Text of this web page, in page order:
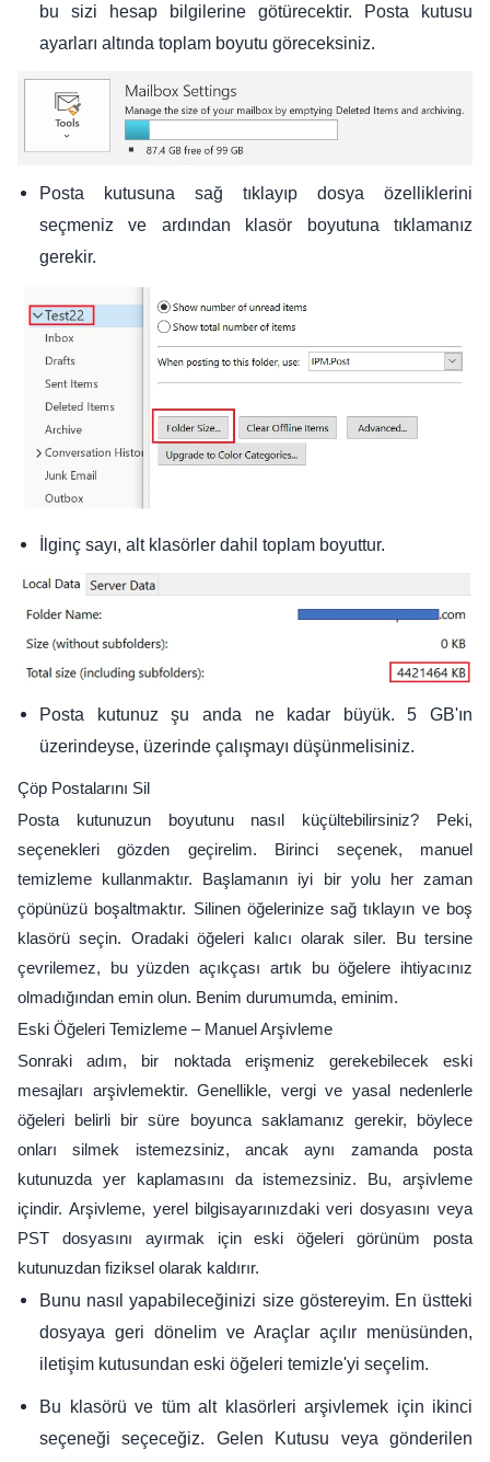
bu sizi hesap bilgilerine götürecektir. Posta kutusu
ayarları altında toplam boyutu göreceksiniz.
Posta kutusuna sağ tıklayıp dosya özelliklerini
seçmeniz ve ardından klasör boyutuna tıklamanız
gerekir.
İlginç sayı, alt klasörler dahil toplam boyuttur.
Posta kutunuz şu anda ne kadar büyük. 5 GB'ın
üzerindeyse, üzerinde çalışmayı düşünmelisiniz.
Çöp Postalarını Sil
Posta kutunuzun boyutunu nasıl küçültebilirsiniz? Peki,
seçenekleri gözden geçirelim. Birinci seçenek, manuel
temizleme kullanmaktır. Başlamanın iyi bir yolu her zaman
çöpünüzü boşaltmaktır. Silinen öğelerinize sağ tıklayın ve boş
klasörü seçin. Oradaki öğeleri kalıcı olarak siler. Bu tersine
çevrilemez, bu yüzden açıkçası artık bu öğelere ihtiyacınız
olmadığından emin olun. Benim durumumda, eminim.
Eski Öğeleri Temizleme – Manuel Arşivleme
Sonraki adım, bir noktada erişmeniz gerekebilecek eski
mesajları arşivlemektir. Genellikle, vergi ve yasal nedenlerle
öğeleri belirli bir süre boyunca saklamanız gerekir, böylece
onları silmek istemezsiniz, ancak aynı zamanda posta
kutunuzda yer kaplamasını da istemezsiniz. Bu, arşivleme
içindir. Arşivleme, yerel bilgisayarınızdaki veri dosyasını veya
PST dosyasını ayırmak için eski öğeleri görünüm posta
kutunuzdan fiziksel olarak kaldırır.
Bunu nasıl yapabileceğinizi size göstereyim. En üstteki
dosyaya geri dönelim ve Araçlar açılır menüsünden,
iletişim kutusundan eski öğeleri temizle'yi seçelim.
Bu klasörü ve tüm alt klasörleri arşivlemek için ikinci
seçeneği seçeceğiz. Gelen Kutusu veya gönderilen